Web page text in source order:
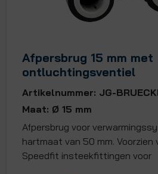
Afpersbrug 15 mm met
ontluchtingsventiel
Artikelnummer: JG-
Maat: Ø 15 mm
Afpersbrug voor
hartmaat van 50 mm. Voorzien
Speedfit insteekfittingen voor